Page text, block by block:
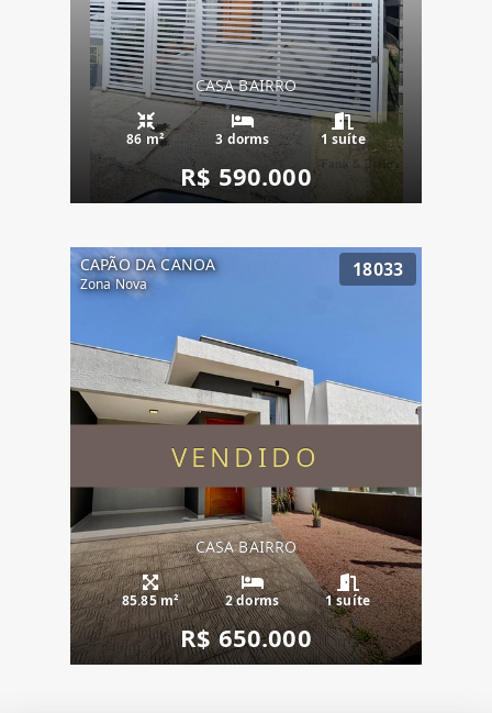
CASA BAIRRO
86 m² 3 dorms 1 suíte
R$ 590.000
VENDIDO
CAPÃO DA CANOA
Zona Nova
18033
CASA BAIRRO
85.85 m² 2 dorms 1 suíte
R$ 650.000